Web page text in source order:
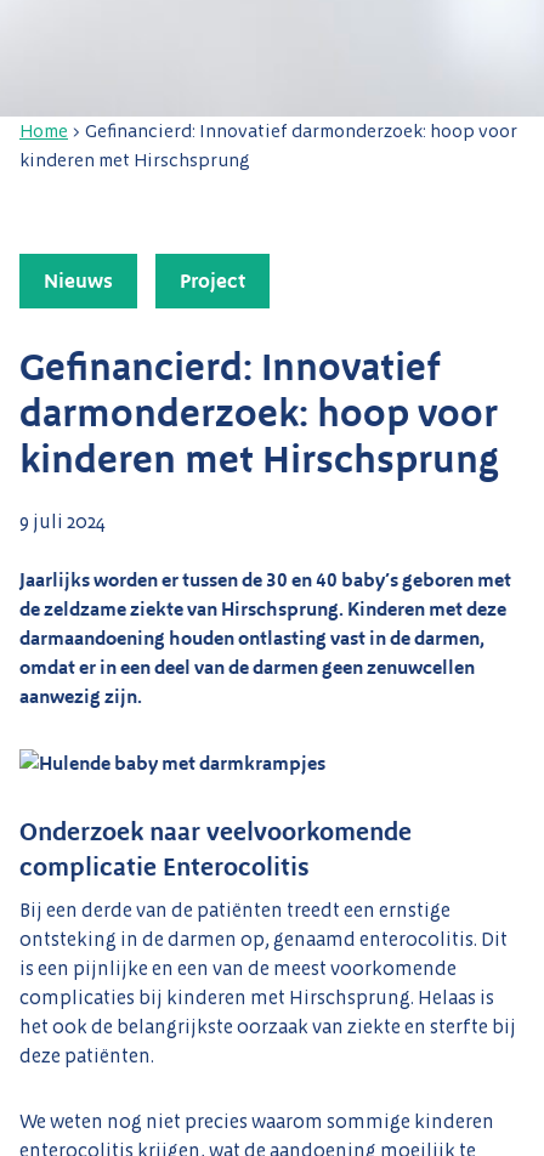
Home > Gefinancierd: Innovatief darmonderzoek: hoop voor
kinderen met Hirschsprung
Nieuws Project
Gefinancierd: Innovatief
darmonderzoek: hoop voor
kinderen met Hirschsprung
9 juli 2024
Jaarlijks worden er tussen de 30 en 40 baby’s geboren met
de zeldzame ziekte van Hirschsprung. Kinderen met deze
darmaandoening houden ontlasting vast in de darmen,
omdat er in een deel van de darmen geen zenuwcellen
aanwezig zijn.
Onderzoek naar veelvoorkomende
complicatie Enterocolitis
Bij een derde van de patiënten treedt een ernstige
ontsteking in de darmen op, genaamd enterocolitis. Dit
is een pijnlijke en een van de meest voorkomende
complicaties bij kinderen met Hirschsprung. Helaas is
het ook de belangrijkste oorzaak van ziekte en sterfte bij
deze patiënten.
We weten nog niet precies waarom sommige kinderen
enterocolitis krijgen, wat de aandoening moeilijk te